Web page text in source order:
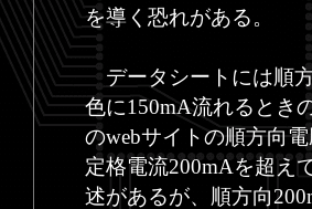
を導く恐れがある。
データシートには順方
色に150mA流れるとき
のwebサイトの順方向
定格電流200mAを超え
述があるが、順方向